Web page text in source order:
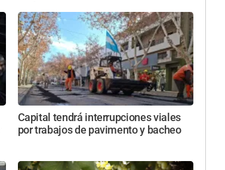
Capital tendrá interrupciones viales
por trabajos de pavimento y bacheo